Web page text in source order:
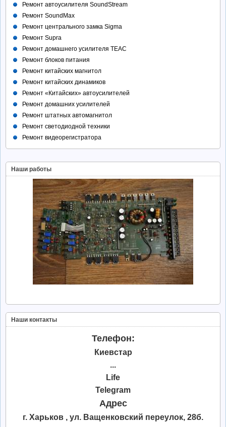
Ремонт автоусилителя SoundStream
Ремонт SoundMax
Ремонт центрального замка Sigma
Ремонт Supra
Ремонт домашнего усилителя TEAC
Ремонт блоков питания
Ремонт китайских магнитол
Ремонт китайских динамиков
Ремонт «Китайских» автоусилителей
Ремонт домашних усилителей
Ремонт штатных автомагнитол
Ремонт светодиодной техники
Ремонт видеорегистратора
Наши работы
Наши контакты
Телефон:
Киевстар
...
Life
Telegram
Адрес
г. Харьков , ул. Ващенковский переулок, 28б.